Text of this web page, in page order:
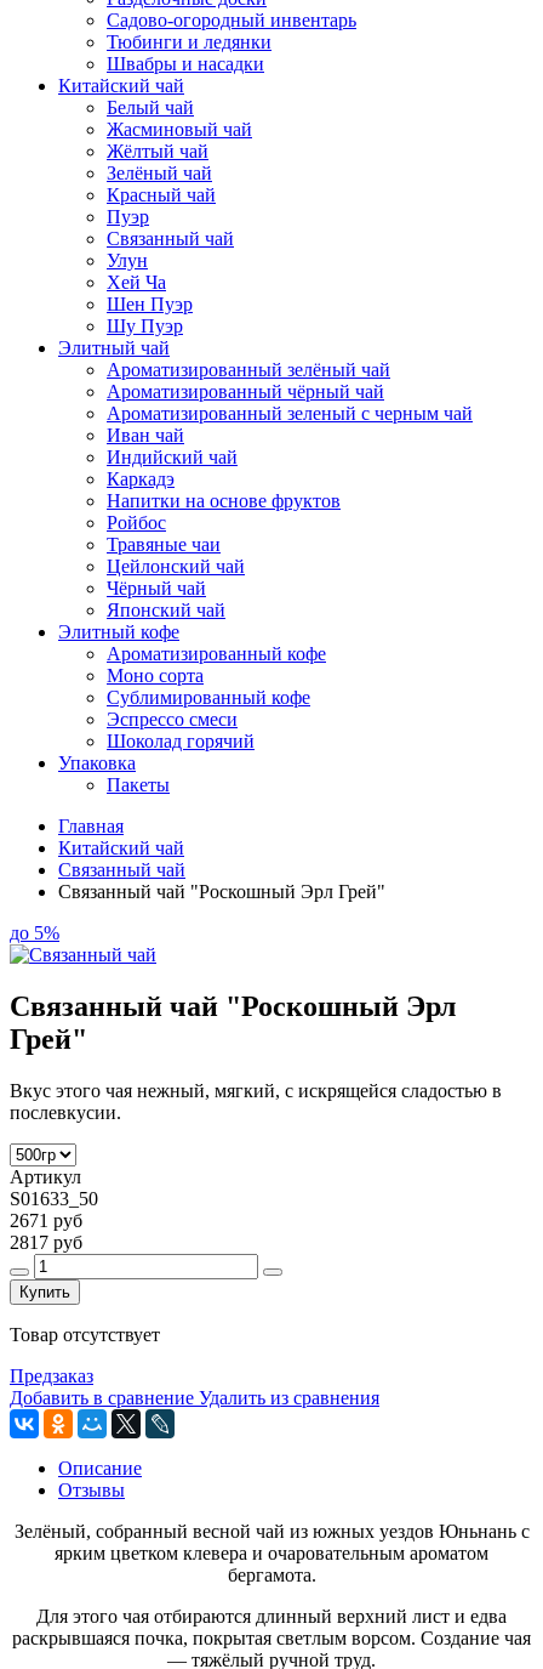
Садово-огородный инвентарь
Тюбинги и ледянки
Швабры и насадки
Китайский чай
Белый чай
Жасминовый чай
Жёлтый чай
Зелёный чай
Красный чай
Пуэр
Связанный чай
Улун
Хей Ча
Шен Пуэр
Шу Пуэр
Элитный чай
Ароматизированный зелёный чай
Ароматизированный чёрный чай
Ароматизированный зеленый с черным чай
Иван чай
Индийский чай
Каркадэ
Напитки на основе фруктов
Ройбос
Травяные чаи
Цейлонский чай
Чёрный чай
Японский чай
Элитный кофе
Ароматизированный кофе
Моно сорта
Сублимированный кофе
Эспрессо смеси
Шоколад горячий
Упаковка
Пакеты
Главная
Китайский чай
Связанный чай
Связанный чай "Роскошный Эрл Грей"
до 5%
Связанный чай "Роскошный Эрл
Грей"
Вкус этого чая нежный, мягкий, с искрящейся сладостью в
послевкусии.
Артикул
S01633_50
2671 руб
2817 руб
Купить
Товар отсутствует
Предзаказ
Добавить в сравнение Удалить из сравнения
Описание
Отзывы
Зелёный, собранный весной чай из южных уездов Юньнань с
ярким цветком клевера и очаровательным ароматом
бергамота.
Для этого чая отбираются длинный верхний лист и едва
раскрывшаяся почка, покрытая светлым ворсом. Создание чая
— тяжёлый ручной труд.